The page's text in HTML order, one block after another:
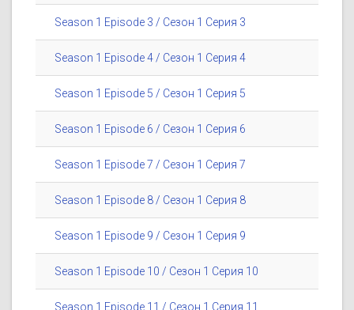
Season 1 Episode 3 / Сезон 1 Серия 3
Season 1 Episode 4 / Сезон 1 Серия 4
Season 1 Episode 5 / Сезон 1 Серия 5
Season 1 Episode 6 / Сезон 1 Серия 6
Season 1 Episode 7 / Сезон 1 Серия 7
Season 1 Episode 8 / Сезон 1 Серия 8
Season 1 Episode 9 / Сезон 1 Серия 9
Season 1 Episode 10 / Сезон 1 Серия 10
Season 1 Episode 11 / Сезон 1 Серия 11